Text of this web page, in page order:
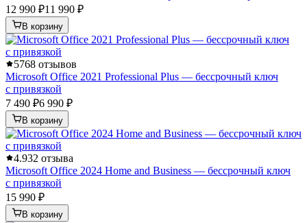
12 990 ₽11 990 ₽
В корзину
5768 отзывов
Microsoft Office 2021 Professional Plus — бессрочный ключ
с привязкой
7 490 ₽6 990 ₽
В корзину
4.932 отзыва
Microsoft Office 2024 Home and Business — бессрочный ключ
с привязкой
15 990 ₽
В корзину